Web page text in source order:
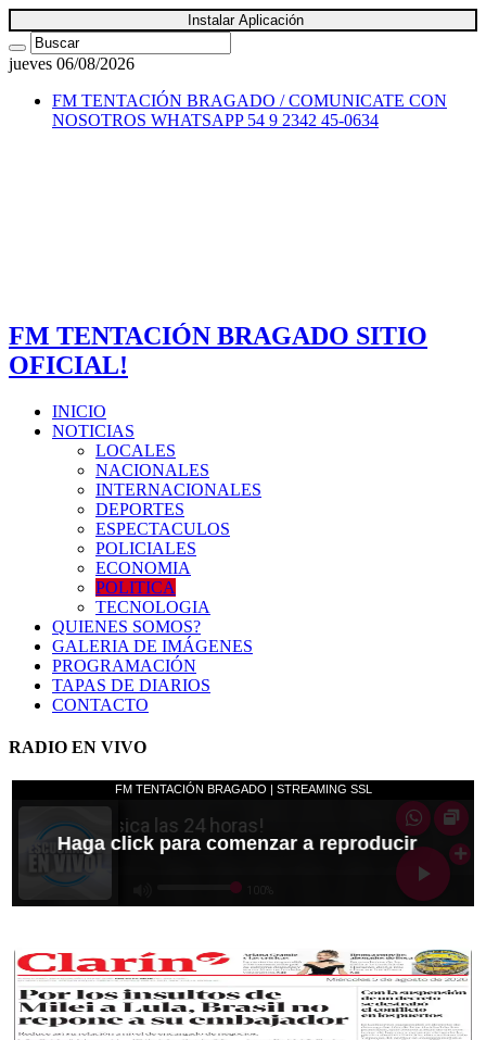
Instalar Aplicación
jueves 06/08/2026
FM TENTACIÓN BRAGADO / COMUNICATE CON
NOSOTROS WHATSAPP 54 9 2342 45-0634
FM TENTACIÓN BRAGADO SITIO
OFICIAL!
INICIO
NOTICIAS
LOCALES
NACIONALES
INTERNACIONALES
DEPORTES
ESPECTACULOS
POLICIALES
ECONOMIA
POLITICA
TECNOLOGIA
QUIENES SOMOS?
GALERIA DE IMÁGENES
PROGRAMACIÓN
TAPAS DE DIARIOS
CONTACTO
RADIO EN VIVO